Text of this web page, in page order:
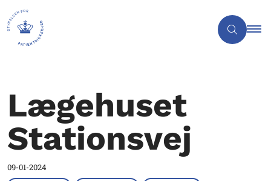
Lægehuset
Stationsvej
09-01-2024